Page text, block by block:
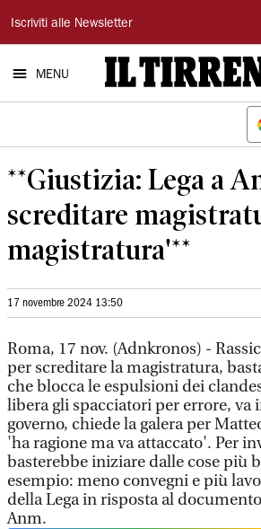
Il
Tirreno
Iscriviti alle Newsletter
MENU
**Giustizia: Lega a
screditare
magistratura'**
17 novembre 2024 13:50
Roma, 17 nov. (Adnkronos) -
per screditare la magistratura,
che blocca le espulsioni dei
libera gli spacciatori per errore, va
governo, chiede la galera per
'ha ragione ma va attaccato'. Per
basterebbe iniziare dalle cose più
esempio: meno convegni e più
della Lega in risposta al
Anm.